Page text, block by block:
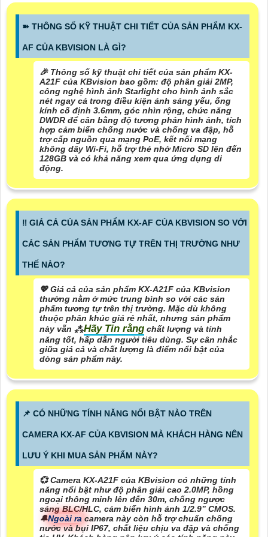
➽ THÔNG SỐ KỸ THUẬT CHI TIẾT CỦA SẢN PHẨM KX-
AF CỦA KBVISION LÀ GÌ?
️🎉 Thông số kỹ thuật chi tiết của sản phẩm KX-
A21F của KBvision bao gồm: độ phân giải 2MP,
công nghệ hình ảnh Starlight cho hình ảnh sắc
nét ngay cả trong điều kiện ánh sáng yếu, ống
kính cố định 3.6mm, góc nhìn rộng, chức năng
DWDR để cân bằng độ tương phản hình ảnh, tích
hợp cảm biến chống nước và chống va đập, hỗ
trợ cấp nguồn qua mạng PoE, kết nối mạng
không dây Wi-Fi, hỗ trợ thẻ nhớ Micro SD lên đến
128GB và có khả năng xem qua ứng dụng di
động.
‼️ GIÁ CẢ CỦA SẢN PHẨM KX-AF CỦA KBVISION SO VỚI
CÁC SẢN PHẨM TƯƠNG TỰ TRÊN THỊ TRƯỜNG NHƯ
THẾ NÀO?
💖 Giá cả của sản phẩm KX-A21F của KBvision
thường nằm ở mức trung bình so với các sản
phẩm tương tự trên thị trường. Mặc dù không
thuộc phân khúc giá rẻ nhất, nhưng sản phẩm
này vẫn ⁂Hãy Tin rằng chất lượng và tính
năng tốt, hấp dẫn người tiêu dùng. Sự cân nhắc
giữa giá cả và chất lượng là điểm nổi bật của
dòng sản phẩm này.
📌 CÓ NHỮNG TÍNH NĂNG NỔI BẬT NÀO TRÊN
CAMERA KX-AF CỦA KBVISION MÀ KHÁCH HÀNG NÊN
LƯU Ý KHI MUA SẢN PHẨM NÀY?
💞 Camera KX-A21F của KBvision có những tính
năng nổi bật như độ phân giải cao 2.0MP, hồng
ngoại thông minh lên đến 30m, chống ngược
sáng BLC/HLC, cảm biến hình ảnh 1/2.9” CMOS.
🔔Ngoài ra camera này còn hỗ trợ chuẩn chống
nước và bụi IP67, chất liệu chịu va đập và chống